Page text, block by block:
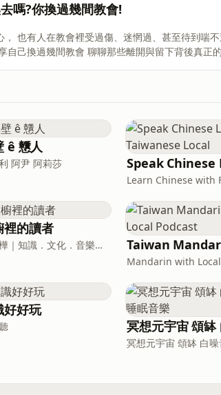
嗎?你換過幾間教會!
後就離
ê 戇人
阿尹 阿莉莎
裡的讀者
黃星樺｜知識．文化．音樂．閱讀．讀書．聽書．說書
Mandarin with Local
好好玩